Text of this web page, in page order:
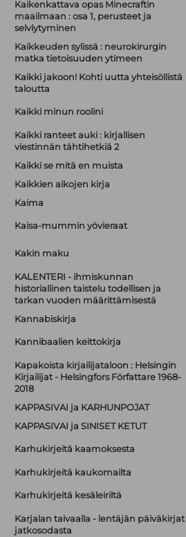
Kaikenkattava opas Minecraftin
maailmaan : osa 1, perusteet ja
selviytyminen
Kaikkeuden sylissä : neurokirurgin
matka tietoisuuden ytimeen
Kaikki jakoon! Kohti uutta yhteisöllistä
taloutta
Kaikki minun roolini
Kaikki ranteet auki : kirjallisen
viestinnän tähtihetkiä 2
Kaikki se mitä en muista
Kaikkien aikojen kirja
Kaima
Kaisa-mummin yövieraat
Kakin maku
KALENTERI - ihmiskunnan
historiallinen taistelu todellisen ja
tarkan vuoden määrittämisestä
Kannabiskirja
Kannibaalien keittokirja
Kapakoista kirjailijataloon : Helsingin
Kirjailijat - Helsingfors Författare 1968-
2018
KAPPASIVAI ja KARHUNPOJAT
KAPPASIVAI ja SINISET KETUT
Karhukirjeitä kaamoksesta
Karhukirjeitä kaukomailta
Karhukirjeitä kesäleiriltä
Karjalan taivaalla - lentäjän päiväkirjat
jatkosodasta